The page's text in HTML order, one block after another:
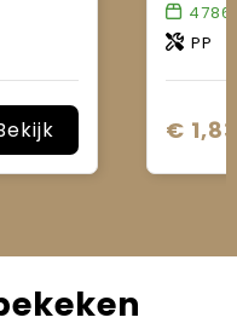
4786
PP
€ 1,83